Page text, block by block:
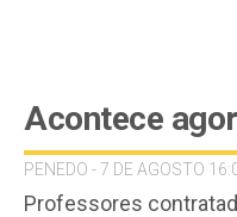
Acontece
PENEDO - 7 DE AGOSTO
Professores